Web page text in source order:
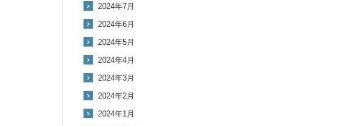
2024年7月
2024年6月
2024年5月
2024年4月
2024年3月
2024年2月
2024年1月